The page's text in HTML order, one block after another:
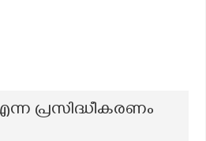
എന്ന പ്രസിദ്ധീകരണം